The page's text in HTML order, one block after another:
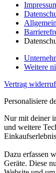
Weitere
Vertrag
Personalisiere
Nur mit deiner
und weitere
Dazu erfassen
Geräte. Diese